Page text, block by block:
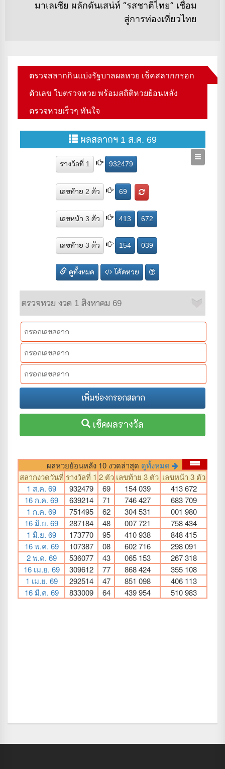
มาเลเซีย ผลักดันเสน่ห์ “รสชาติไทย” เชื่อม
สู่การท่องเที่ยวไทย
ตรวจสลากกินแบ่งรัฐบาลผลหวย เช็คสลากกรอก
ตัวเลข ใบตรวจหวย พร้อมสถิติหวยย้อนหลัง
ตรวจหวยเร็วๆ ทันใจ